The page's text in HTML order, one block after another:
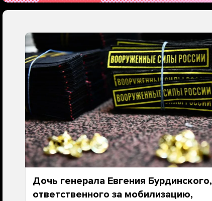
Дочь генерала Евгения Бурдинского,
ответственного за мобилизацию,